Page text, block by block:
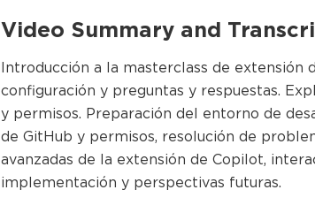
Video Summary and
Introducción a la masterclass de extensión
configuración y preguntas y respuestas.
y permisos. Preparación del entorno de
de GitHub y permisos, resolución de
avanzadas de la extensión de Copilot,
implementación y perspectivas futuras.